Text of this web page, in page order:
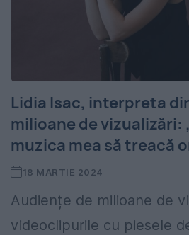
Lidia Isac, interpreta
milioane de vizualizări:
muzica mea să treacă
18 MARTIE 2024
Audiențe de milioane de
videoclipurile cu piesele